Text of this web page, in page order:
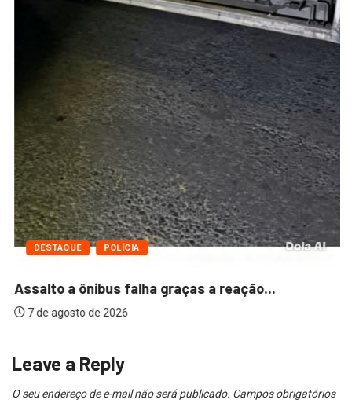
DESTAQUE POLÍCIA
Assalto a ônibus falha graças a reação...
7 de agosto de 2026
Leave a Reply
O seu endereço de e-mail não será publicado. Campos obrigatórios